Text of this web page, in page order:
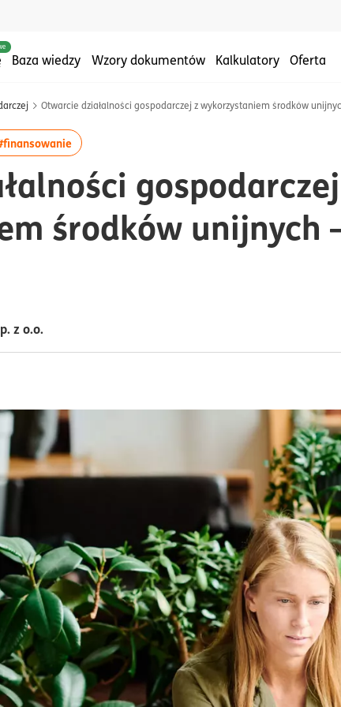
Baza wiedzy Wzory dokumentów Kalkulatory Oferta
Otwarcie działalności gospodarczej z wykorzystaniem środków
start
artykułów z tagiem:#wsparcie dla firm
więcej artykułów z tagiem:#finansowanie
środków unijnych
z o.o.